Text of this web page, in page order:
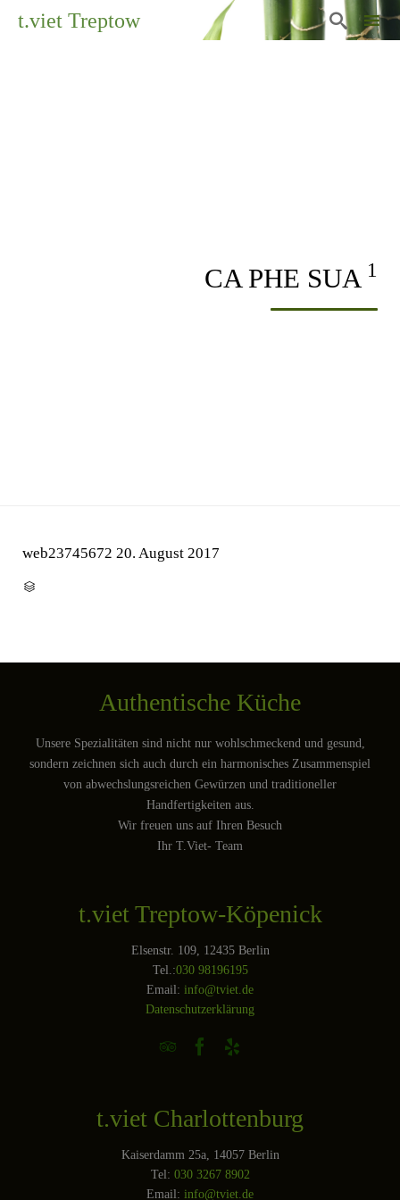
t.viet Treptow 
CA PHE SUA 1
web23745672 20. August 2017

Authentische Küche
Unsere Spezialitäten sind nicht nur wohlschmeckend und gesund,
sondern zeichnen sich auch durch ein harmonisches Zusammenspiel
von abwechslungsreichen Gewürzen und traditioneller
Handfertigkeiten aus.
Wir freuen uns auf Ihren Besuch
Ihr T.Viet- Team
t.viet Treptow-Köpenick
Elsenstr. 109, 12435 Berlin
Tel.:030 98196195
Email: info@tviet.de
Datenschutzerklärung
  
t.viet Charlottenburg
Kaiserdamm 25a, 14057 Berlin
Tel: 030 3267 8902
Email: info@tviet.de